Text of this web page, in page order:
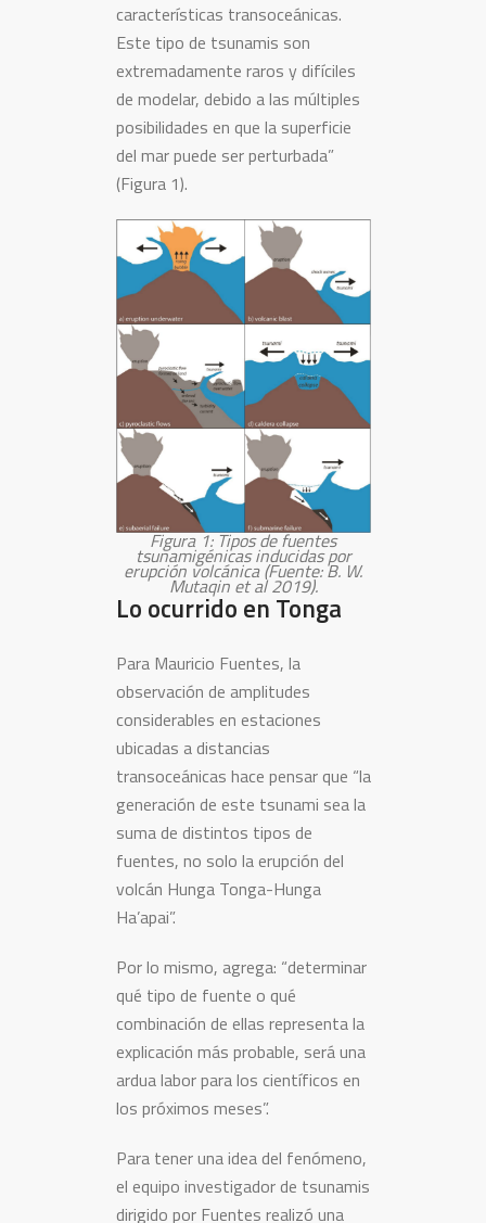
características transoceánicas.
Este tipo de tsunamis son
extremadamente raros y difíciles
de modelar, debido a las múltiples
posibilidades en que la superficie
del mar puede ser perturbada”
(Figura 1).
Figura 1: Tipos de fuentes
tsunamigénicas inducidas por
erupción volcánica (Fuente: B. W.
Mutaqin et al 2019).
Lo ocurrido en Tonga
Para Mauricio Fuentes, la
observación de amplitudes
considerables en estaciones
ubicadas a distancias
transoceánicas hace pensar que “la
generación de este tsunami sea la
suma de distintos tipos de
fuentes, no solo la erupción del
volcán Hunga Tonga-Hunga
Ha’apai”.
Por lo mismo, agrega: “determinar
qué tipo de fuente o qué
combinación de ellas representa la
explicación más probable, será una
ardua labor para los científicos en
los próximos meses”.
Para tener una idea del fenómeno,
el equipo investigador de tsunamis
dirigido por Fuentes realizó una